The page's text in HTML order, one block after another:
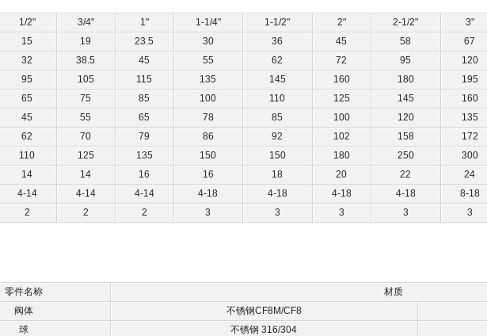
1/2" 3/4" 1" 1-1/4" 1-1/2" 2" 2-1/2" 3"
15 19 23.5 30 36 45 58 67
32 38.5 45 55 62 72 95 120
95 105 115 135 145 160 180 195
65 75 85 100 110 125 145 160
45 55 65 78 85 100 120 135
62 70 79 86 92 102 158 172
110 125 135 150 150 180 250 300
14 14 16 16 18 20 22 24
4-14 4-14 4-14 4-18 4-18 4-18 4-18 8-18
2 2 2 3 3 3 3 3
零件名称
材质
阀体
不锈钢CF8M/CF8
球
不锈钢 316/304